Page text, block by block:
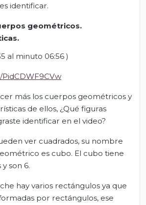
identificar.
geométricos.
al minuto 06:56 )
más los cuerpos geométricos y
de ellos, ¿Qué figuras
identificar en el video?
ver cuadrados, su nombre
es cubo. El cubo tiene
son 6.
hay varios rectángulos ya que
por rectángulos, ese